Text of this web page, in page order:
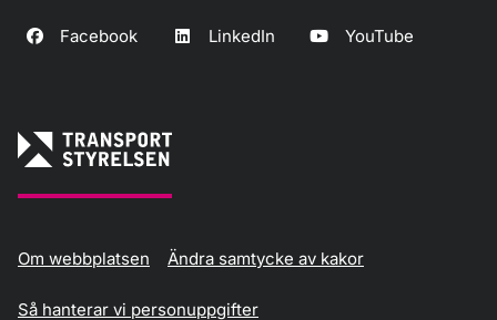
Facebook LinkedIn YouTube
Om webbplatsen Ändra samtycke av kakor
Så hanterar vi personuppgifter